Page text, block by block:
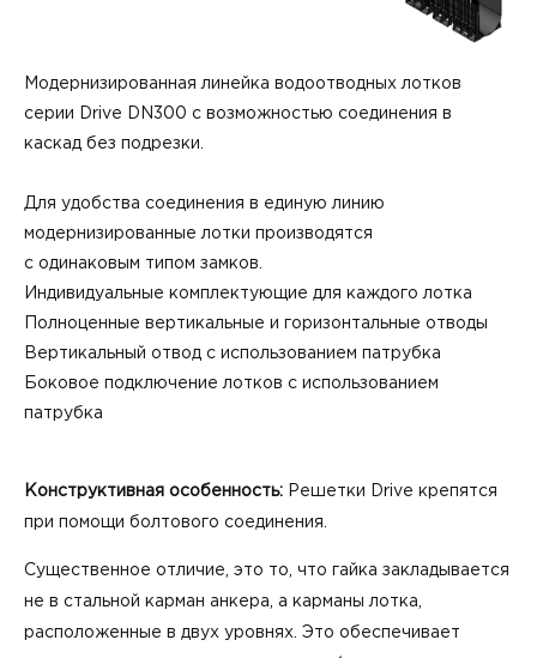
Модернизированная линейка водоотводных лотков
серии Drive DN300 с возможностью соединения в
каскад без подрезки.
Для удобства соединения в единую линию
модернизированные лотки производятся
с одинаковым типом замков.
Индивидуальные комплектующие для каждого лотка
Полноценные вертикальные и горизонтальные отводы
Вертикальный отвод с использованием патрубка
Боковое подключение лотков с использованием
патрубка
Конструктивная особенность: Решетки Drive крепятся
при помощи болтового соединения.
Существенное отличие, это то, что гайка закладывается
не в стальной карман анкера, а карманы лотка,
расположенные в двух уровнях. Это обеспечивает